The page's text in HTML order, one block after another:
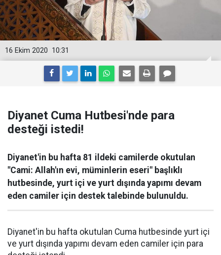
10:31
16 Ekim 2020
Diyanet Cuma Hutbesi'nde para
desteği istedi!
Diyanet'in bu hafta 81 ildeki camilerde okutulan
"Cami: Allah'ın evi, müminlerin eseri" başlıklı
hutbesinde, yurt içi ve yurt dışında yapımı devam
eden camiler için destek talebinde bulunuldu.
Diyanet'in bu hafta okutulan Cuma hutbesinde yurt içi
ve yurt dışında yapımı devam eden camiler için para